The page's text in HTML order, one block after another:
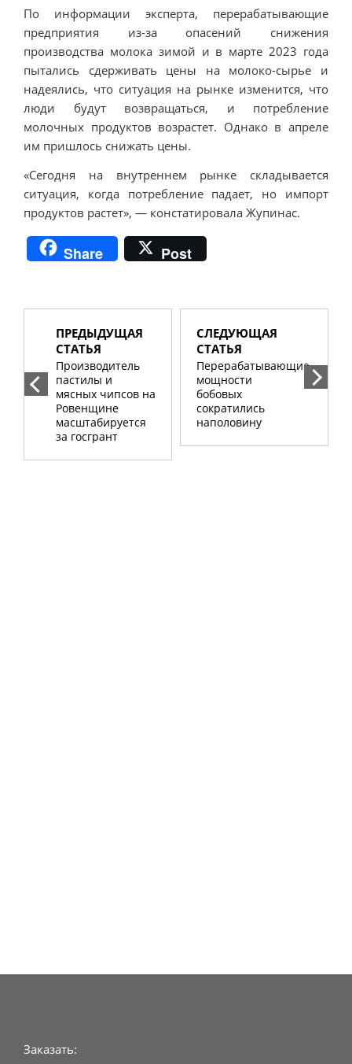
По информации эксперта, перерабатывающие
предприятия из-за опасений снижения
производства молока зимой и в марте 2023 года
пытались сдерживать цены на молоко-сырье и
надеялись, что ситуация на рынке изменится, что
люди будут возвращаться, и потребление
молочных продуктов возрастет. Однако в апреле
им пришлось снижать цены.
«Сегодня на внутреннем рынке складывается
ситуация, когда потребление падает, но импорт
продуктов растет», — констатировала Жупинас.
Share Post
ПРЕДЫДУЩАЯ
СТАТЬЯ
Производитель
пастилы и
мясных чипсов на
Ровенщине
масштабируется
за госгрант
СЛЕДУЮЩАЯ
СТАТЬЯ
Перерабатывающие
мощности
бобовых
сократились
наполовину
Заказать: